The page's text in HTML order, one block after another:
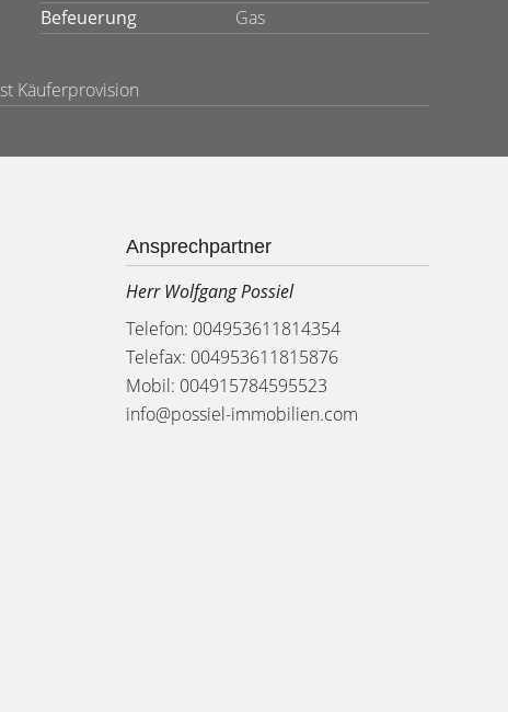
Befeuerung
Gas
Käuferprovision
Ansprechpartner
Herr Wolfgang Possiel
Telefon: 004953611814354
Telefax: 004953611815876
Mobil: 004915784595523
info@possiel-immobilien.com